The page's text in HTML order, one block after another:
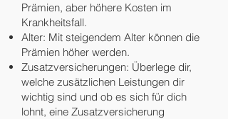
Prämien, aber höhere Kosten im
Krankheitsfall.
Alter: Mit steigendem Alter können die
Prämien höher werden.
Zusatzversicherungen: Überlege dir,
welche zusätzlichen Leistungen dir
wichtig sind und ob es sich für dich
lohnt, eine Zusatzversicherung